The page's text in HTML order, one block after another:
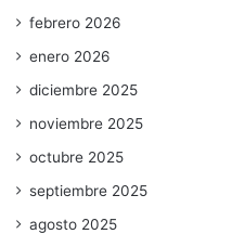
febrero 2026
enero 2026
diciembre 2025
noviembre 2025
octubre 2025
septiembre 2025
agosto 2025